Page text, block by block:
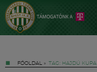
FŐOLDAL » TAG: HAJDÚ KUPA